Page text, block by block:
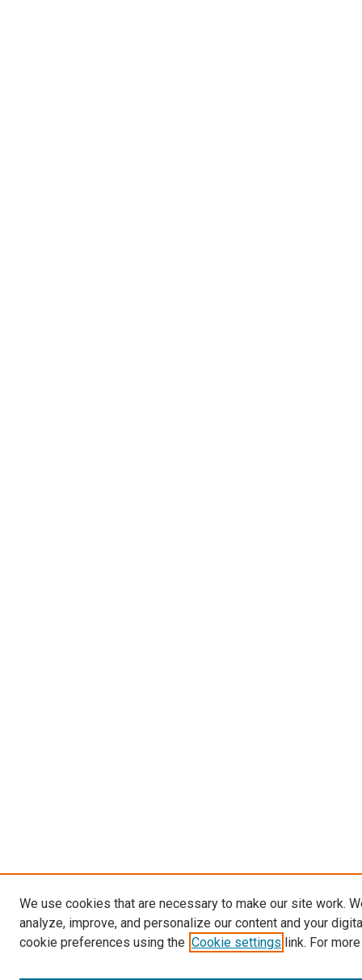
We use cookies that are necessary to make our site work.
analyze, improve, and personalize our content and your
cookie preferences using the Cookie settings link. For